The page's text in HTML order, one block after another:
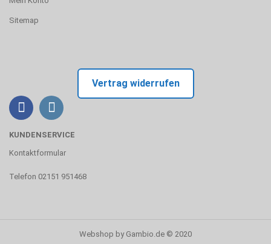
Sitemap
Vertrag widerrufen
KUNDENSERVICE
Kontaktformular
Telefon 02151 951468
Webshop by Gambio.de © 2020